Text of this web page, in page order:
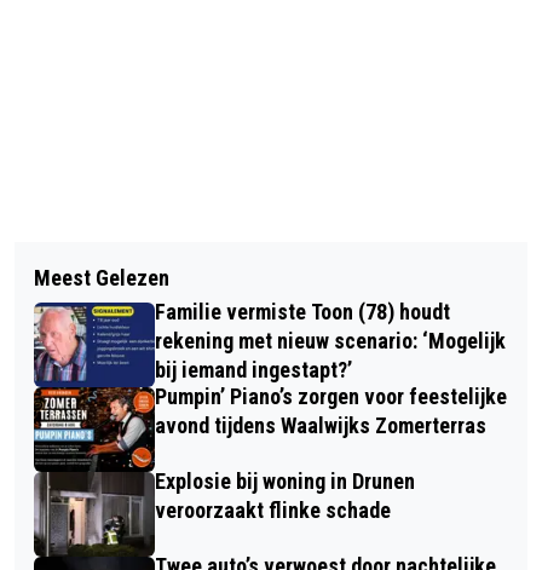
INBREKERS SLAAN MEERDERE KEREN
TOE IN WASPIK
JUWELIER CORTENBACH IN
WAALWIJK SLUIT EIND DIT JAAR DE
DEUREN
Meest Gelezen
Familie vermiste Toon (78) houdt
rekening met nieuw scenario: ‘Mogelijk
bij iemand ingestapt?’
Pumpin’ Piano’s zorgen voor feestelijke
avond tijdens Waalwijks Zomerterras
Explosie bij woning in Drunen
veroorzaakt flinke schade